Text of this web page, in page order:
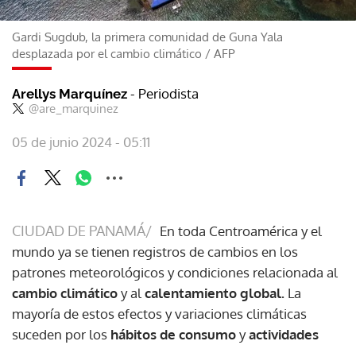
Gardi Sugdub, la primera comunidad de Guna Yala
desplazada por el cambio climático / AFP
Arellys Marquínez - Periodista
@are_marquinez
05 de junio 2024 - 05:11
CIUDAD DE PANAMÁ/ En toda Centroamérica y el
mundo ya se tienen registros de cambios en los
patrones meteorológicos y condiciones relacionada al
cambio climáticoy al calentamiento global. La
mayoría de estos efectos y variaciones climáticas
suceden por los hábitos de consumoyactividades